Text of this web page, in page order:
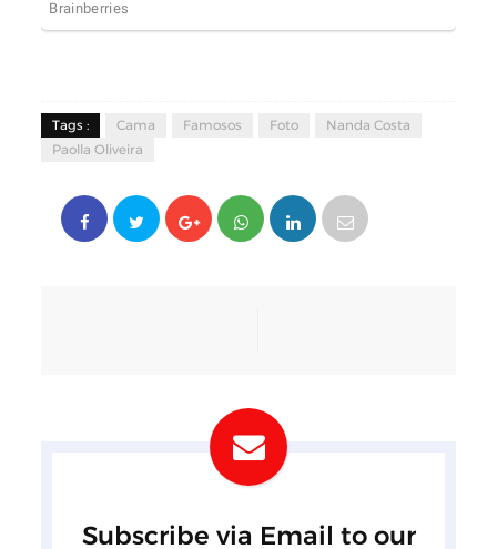
Tags : Cama Famosos Foto
Nanda Costa
Paolla Oliveira
Subscribe via Email to our